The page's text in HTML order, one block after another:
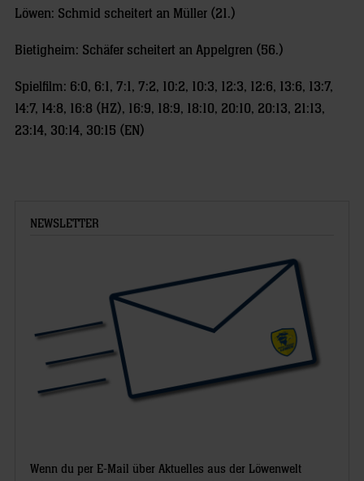
Löwen: Schmid scheitert an Müller (21.)
Bietigheim: Schäfer scheitert an Appelgren (56.)
Spielfilm: 6:0, 6:1, 7:1, 7:2, 10:2, 10:3, 12:3, 12:6, 13:6, 13:7,
14:7, 14:8, 16:8 (HZ), 16:9, 18:9, 18:10, 20:10, 20:13, 21:13,
23:14, 30:14, 30:15 (EN)
NEWSLETTER
Wenn du per E-Mail über Aktuelles aus der Löwenwelt